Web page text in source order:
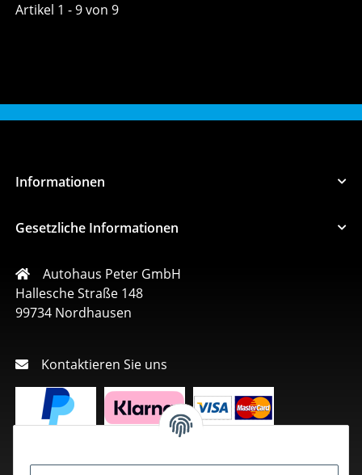
Artikel 1 - 9 von 9
Informationen
Gesetzliche Informationen
Autohaus Peter GmbH
Hallesche Straße 148
99734 Nordhausen
Kontaktieren Sie uns